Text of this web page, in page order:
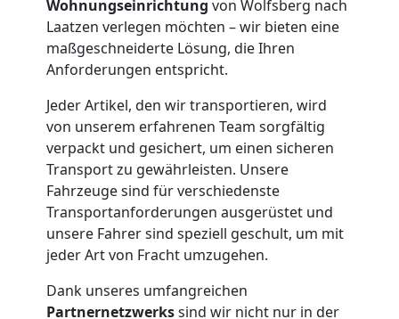
Wohnungseinrichtung von Wolfsberg nach
Laatzen verlegen möchten – wir bieten eine
maßgeschneiderte Lösung, die Ihren
Anforderungen entspricht.
Jeder Artikel, den wir transportieren, wird
von unserem erfahrenen Team sorgfältig
verpackt und gesichert, um einen sicheren
Transport zu gewährleisten. Unsere
Fahrzeuge sind für verschiedenste
Transportanforderungen ausgerüstet und
unsere Fahrer sind speziell geschult, um mit
jeder Art von Fracht umzugehen.
Dank unseres umfangreichen
Partnernetzwerkssind wir nicht nur in der
Möbelmontage
Wolfsberg
Möbeltransport
Wolfsberg
Beiladung